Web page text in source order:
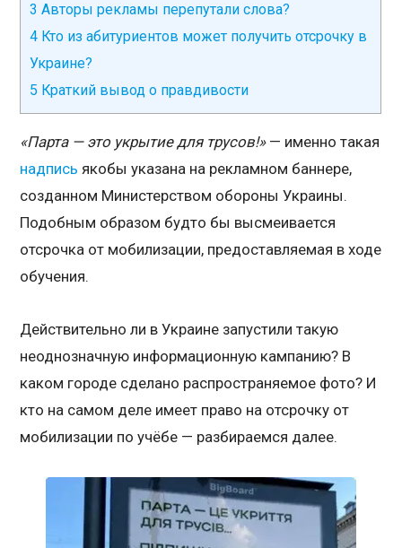
3 Авторы рекламы перепутали слова?
4 Кто из абитуриентов может получить отсрочку в
Украине?
5 Краткий вывод о правдивости
«Парта — это укрытие для трусов!» — именно такая
надпись якобы указана на рекламном баннере,
созданном Министерством обороны Украины.
Подобным образом будто бы высмеивается
отсрочка от мобилизации, предоставляемая в ходе
обучения.
Действительно ли в Украине запустили такую
неоднозначную информационную кампанию? В
каком городе сделано распространяемое фото? И
кто на самом деле имеет право на отсрочку от
мобилизации по учёбе — разбираемся далее.